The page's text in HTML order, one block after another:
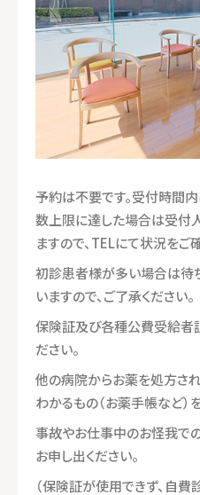
予約は不要です。受付時間内
数上限に達した場合は受付
ますので、TELにて状況をご確
初診患者様が多い場合は待
いますので、ご了承ください。
保険証及び各種公費受給者
ださい。
他の病院からお薬を処方さ
わかるもの（お薬手帳など）
事故やお仕事中のお怪我で
お申し出ください。
（保険証が使用できず、自